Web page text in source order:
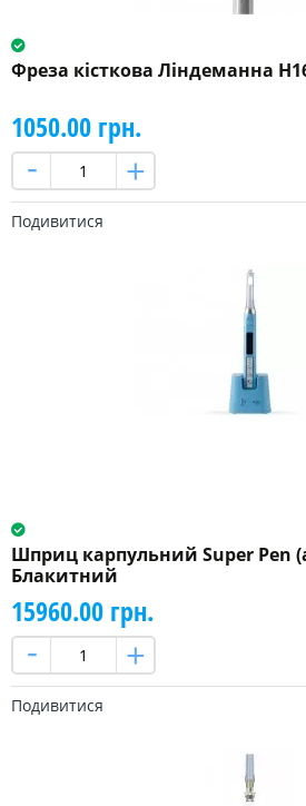
Фреза кісткова Ліндеманна
1050.00 грн.
Подивитися
Шприц карпульний Super Pen
Блакитний
15960.00 грн.
Подивитися